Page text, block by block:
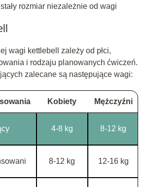
rozmiar niezależnie od wagi
wagi kettlebell zależy od płci,
i rodzaju planowanych ćwiczeń.
zalecane są następujące wagi:
Kobiety Mężczyźni
4-8 kg 8-12 kg
8-12 kg 12-16 kg